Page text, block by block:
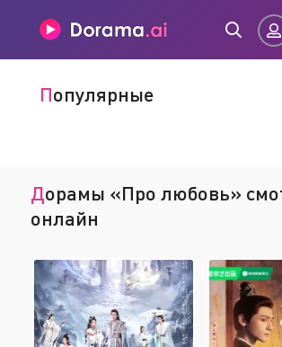
Авторизация
ВОЙТИ НА САЙТ
РегистрацияВосстановить пароль
Популярные
Дорамы «Про любовь» смотреть
онлайн